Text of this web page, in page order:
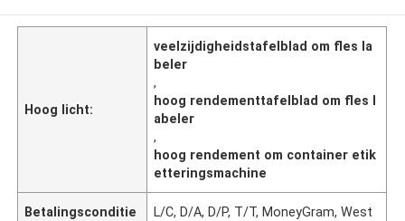
Hoog licht:
veelzijdigheidstafelblad om fles la
beler
,
hoog rendementtafelblad om fles l
abeler
,
hoog rendement om container etik
etteringsmachine
Betalingsconditie
L/C, D/A, D/P, T/T, MoneyGram, West